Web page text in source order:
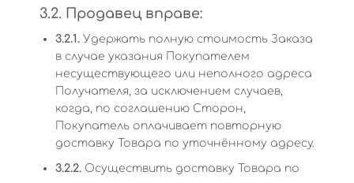
3.2. Продавец вправе:
3.2.1. Удержать полную стоимость Заказа
в случае указания Покупателем
несуществующего или неполного адреса
Получателя, за исключением случаев,
когда, по соглашению Сторон,
Покупатель оплачивает повторную
доставку Товара по уточнённому адресу.
3.2.2. Осуществить доставку Товара по